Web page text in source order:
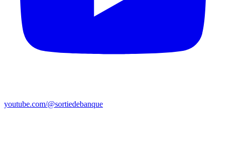
youtube.com/@sortiedebanque